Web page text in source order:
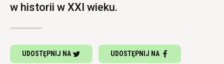
w historii w XXI wieku.
UDOSTĘPNIJ NA UDOSTĘPNIJ NA